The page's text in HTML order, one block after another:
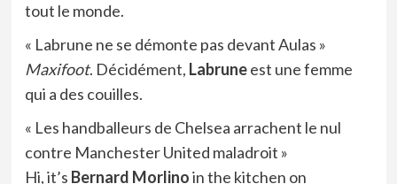
tout le monde.
« Labrune ne se démonte pas devant Aulas »
Maxifoot. Décidément, Labruneest une femme
qui a des couilles.
« Les handballeurs de Chelsea arrachent le nul
contre Manchester United maladroit »
Hi, it’s Bernard Morlinoin the kitchen on